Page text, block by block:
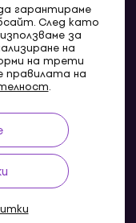
гарантираме
След като
за
на
на трети
правилата на
.